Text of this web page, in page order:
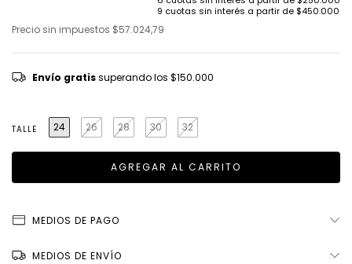
Precio sin impuestos $57.024,79
Envío gratis superando los $150.000
TALLE 24 26 28 30 32
MEDIOS DE PAGO
MEDIOS DE ENVÍO